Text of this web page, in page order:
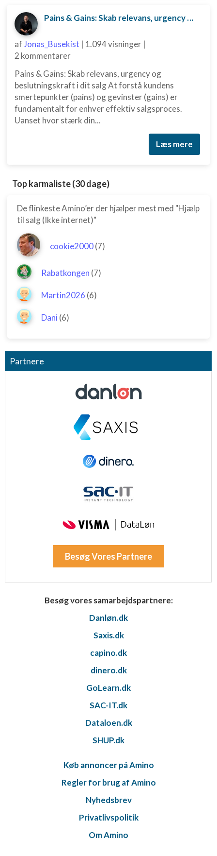
Pains & Gains: Skab relevans, urgency og beslutningskraft i dit salg
afJonas_Busekist | 1.094 visninger |
2 kommentarer
Pains & Gains: Skab relevans, urgency og
beslutningskraft i dit salg At forstå kundens
smertepunkter (pains) og gevinster (gains) er
fundamentalt for enhver effektiv salgsproces.
Uanset hvor stærk din...
Læs mere
Top karmaliste (30 dage)
De flinkeste Amino’er der hjælper mest med "Hjælp
til salg (Ikke internet)"
cookie2000(7)
Rabatkongen (7)
Martin2026 (6)
Dani (6)
Partnere
Besøg Vores Partnere
Besøg vores samarbejdspartnere:
Danløn.dk
Saxis.dk
capino.dk
dinero.dk
GoLearn.dk
SAC-IT.dk
Dataloen.dk
SHUP.dk
Køb annoncer på Amino
Regler for brug af Amino
Nyhedsbrev
Privatlivspolitik
Om Amino